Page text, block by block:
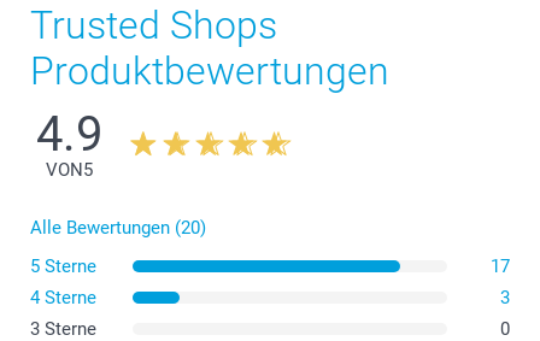
Anzahl
1 - 4
5 - 9
20 - 29 1,99
30+ 1,89
Trusted Shops
Produktbewertungen
4.9
VON5
Alle Bewertungen (20)
5 Sterne
17
4 Sterne
3
3 Sterne
0